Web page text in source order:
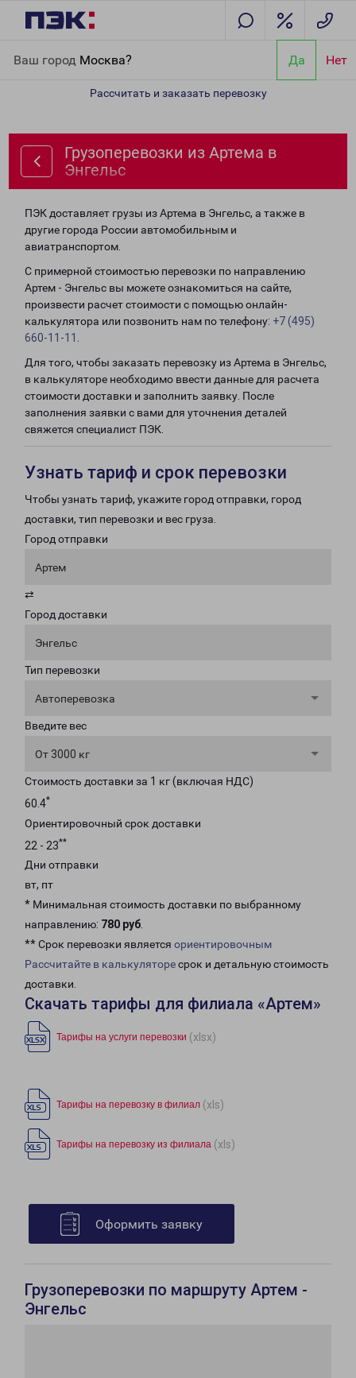
Ваш город Москва? Да Нет
Рассчитать и заказать перевозку
Грузоперевозки из Артема в
Энгельс
ПЭК доставляет грузы из Артема в Энгельс, а также в
другие города России автомобильным и
авиатранспортом.
С примерной стоимостью перевозки по направлению
Артем - Энгельс вы можете ознакомиться на сайте,
произвести расчет стоимости с помощью онлайн-
калькулятора или позвонить нам по телефону: +7 (495)
660-11-11
Для того, чтобы заказать перевозку из Артема в Энгельс,
в калькуляторе необходимо ввести данные для расчета
стоимости доставки и заполнить заявку. После
заполнения заявки с вами для уточнения деталей
свяжется специалист ПЭК.
Узнать тариф и срок перевозки
Чтобы узнать тариф, укажите город отправки, город
доставки, тип перевозки и вес груза.
Город отправки
Артем
⇄
Город доставки
Энгельс
Тип перевозки
Автоперевозка
Введите вес
От 3000 кг
Стоимость доставки за 1 кг (включая НДС)
60.4*
Ориентировочный срок доставки
22 - 23**
Дни отправки
вт, пт
* Минимальная стоимость доставки по выбранному
направлению: 780 руб.
** Срок перевозки является ориентировочным
Рассчитайте в калькуляторесрок и детальную стоимость
доставки.
Скачать тарифы для филиала «Артем»
Тарифы на услуги перевозки (xlsx)
Тарифы на перевозку в филиал (xls)
Тарифы на перевозку из филиала (xls)
Оформить заявку
Грузоперевозки по маршруту Артем -
Энгельс